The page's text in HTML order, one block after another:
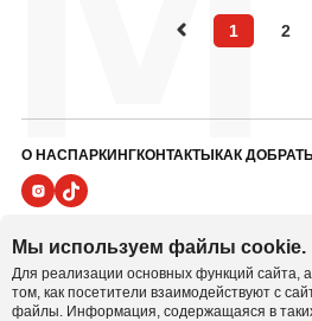
1 2
О НАСПАРКИНГКОНТАКТЫ КАК
ПОЛИТИКА В ОТНОШЕНИИ
Настроить cookie
ПОЛИТИКА
Мы используем файлы cookie.
Для реализации основных функций сайта,
том, как посетители взаимодействуют с
файлы. Информация, содержащаяся в